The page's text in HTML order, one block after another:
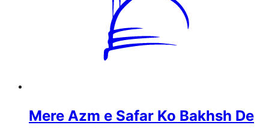
Mere Azm e Safar Ko Bakhsh De